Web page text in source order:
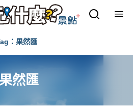
：果然匯
果然匯